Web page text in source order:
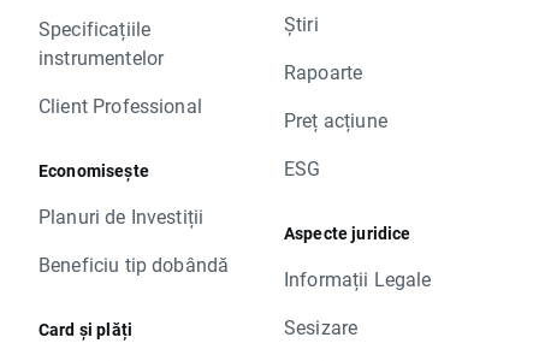
Specificațiile
instrumentelor
Client Professional
Economisește
Planuri de Investiții
Beneficiu tip dobândă
Card și plăți
Știri
Rapoarte
Preț acțiune
ESG
Aspecte juridice
Informații Legale
Sesizare